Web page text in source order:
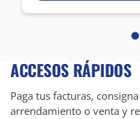
ACCESOS RÁPIDOS
Paga tus facturas,
arrendamiento o venta y